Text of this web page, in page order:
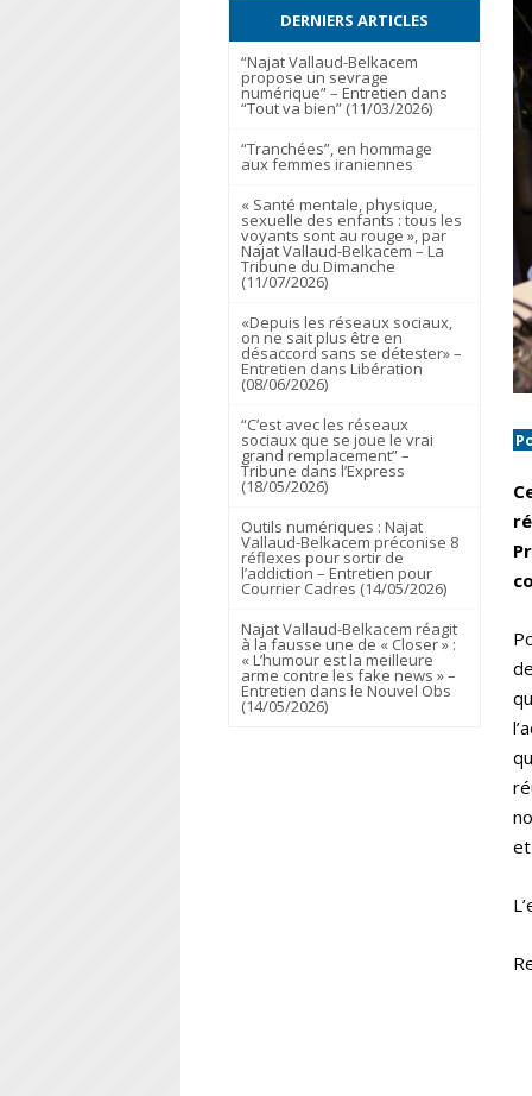
DERNIERS ARTICLES
“Najat Vallaud-Belkacem
propose un sevrage
numérique” – Entretien dans
“Tout va bien” (11/03/2026)
“Tranchées”, en hommage
aux femmes iraniennes
« Santé mentale, physique,
sexuelle des enfants : tous les
voyants sont au rouge », par
Najat Vallaud-Belkacem – La
Tribune du Dimanche
(11/07/2026)
«Depuis les réseaux sociaux,
on ne sait plus être en
désaccord sans se détester» –
Entretien dans Libération
(08/06/2026)
“C’est avec les réseaux
sociaux que se joue le vrai
grand remplacement” –
Tribune dans l’Express
(18/05/2026)
Outils numériques : Najat
Vallaud-Belkacem préconise 8
réflexes pour sortir de
l’addiction – Entretien pour
Courrier Cadres (14/05/2026)
Najat Vallaud-Belkacem réagit
à la fausse une de « Closer » :
« L’humour est la meilleure
arme contre les fake news » –
Entretien dans le Nouvel Obs
(14/05/2026)